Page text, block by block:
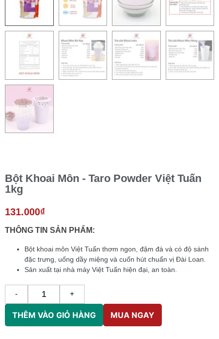
Bột Khoai Môn - Taro Powder Việt Tuấn
1kg
131.000₫
THÔNG TIN SẢN PHẨM:
Bột khoai môn Việt Tuấn thơm ngon, đậm đà và có độ sánh
đặc trưng, uống dầy miệng và cuốn hút chuẩn vị Đài Loan.
Sản xuất tại nhà máy Việt Tuấn hiện đại, an toàn.
- +
THÊM VÀO GIỎ HÀNG MUA NGAY